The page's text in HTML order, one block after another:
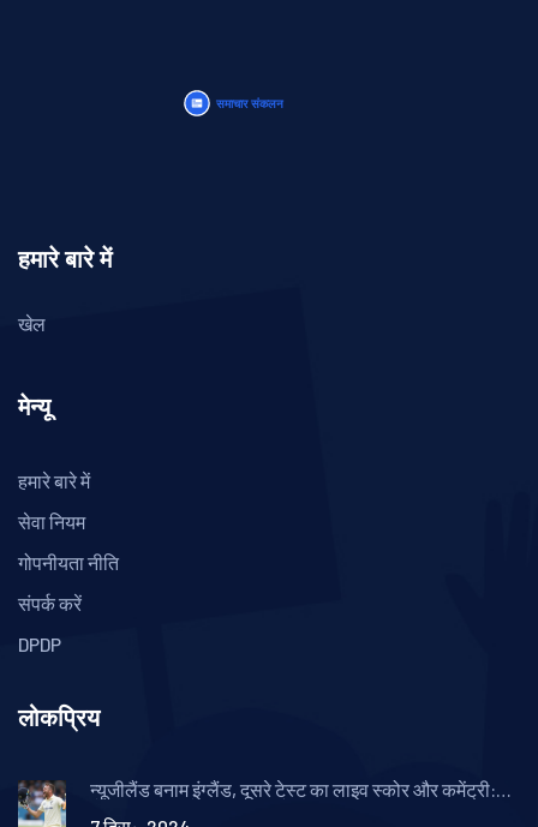
हमारे बारे में
खेल
मेन्यू
हमारे बारे में
सेवा नियम
गोपनीयता नीति
संपर्क करें
DPDP
लोकप्रिय
न्यूजीलैंड बनाम इंग्लैंड, दूसरे टेस्ट का लाइव स्कोर और कमेंट्री: